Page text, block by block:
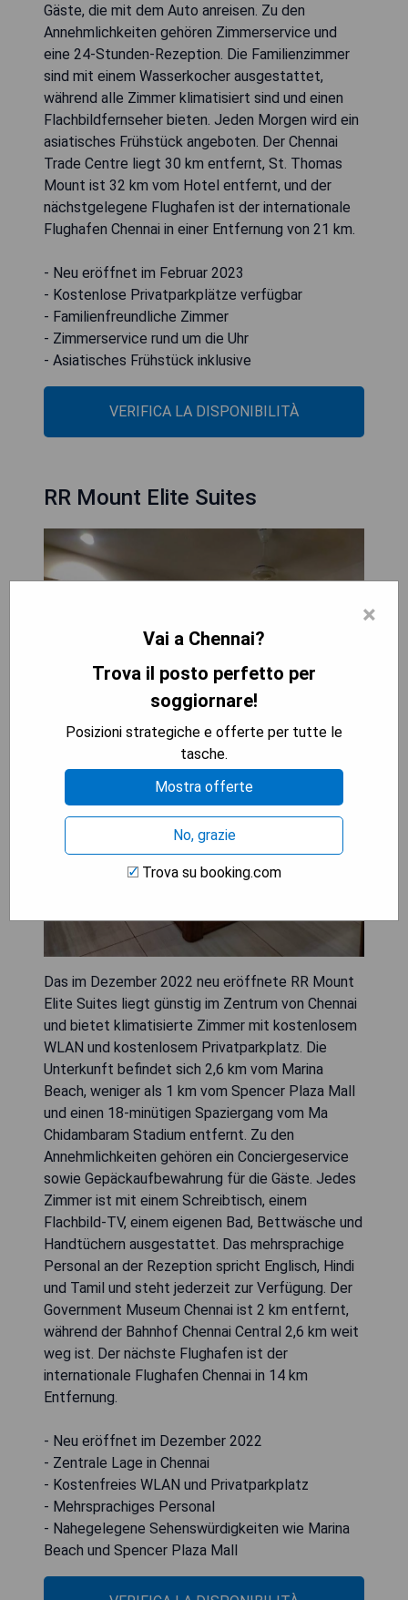
Gäste, die mit dem Auto anreisen. Zu den
Annehmlichkeiten gehören Zimmerservice und
eine 24-Stunden-Rezeption. Die Familienzimmer
sind mit einem Wasserkocher ausgestattet,
während alle Zimmer klimatisiert sind und einen
Flachbildfernseher bieten. Jeden Morgen wird ein
asiatisches Frühstück angeboten. Der Chennai
Trade Centre liegt 30 km entfernt, St. Thomas
Mount ist 32 km vom Hotel entfernt, und der
nächstgelegene Flughafen ist der internationale
Flughafen Chennai in einer Entfernung von 21 km.
- Neu eröffnet im Februar 2023
- Kostenlose Privatparkplätze verfügbar
- Familienfreundliche Zimmer
- Zimmerservice rund um die Uhr
- Asiatisches Frühstück inklusive
VERIFICA LA DISPONIBILITÀ
RR Mount Elite Suites
Das im Dezember 2022 neu eröffnete RR Mount
Elite Suites liegt günstig im Zentrum von Chennai
und bietet klimatisierte Zimmer mit kostenlosem
WLAN und kostenlosem Privatparkplatz. Die
Unterkunft befindet sich 2,6 km vom Marina
Beach, weniger als 1 km vom Spencer Plaza Mall
und einen 18-minütigen Spaziergang vom Ma
Chidambaram Stadium entfernt. Zu den
Annehmlichkeiten gehören ein Conciergeservice
sowie Gepäckaufbewahrung für die Gäste. Jedes
Zimmer ist mit einem Schreibtisch, einem
Flachbild-TV, einem eigenen Bad, Bettwäsche und
Handtüchern ausgestattet. Das mehrsprachige
Personal an der Rezeption spricht Englisch, Hindi
und Tamil und steht jederzeit zur Verfügung. Der
Government Museum Chennai ist 2 km entfernt,
während der Bahnhof Chennai Central 2,6 km weit
weg ist. Der nächste Flughafen ist der
internationale Flughafen Chennai in 14 km
Entfernung.
- Neu eröffnet im Dezember 2022
- Zentrale Lage in Chennai
- Kostenfreies WLAN und Privatparkplatz
- Mehrsprachiges Personal
- Nahegelegene Sehenswürdigkeiten wie Marina
Beach und Spencer Plaza Mall
×
Vai a Chennai?
Trova il posto perfetto per
soggiornare!
Posizioni strategiche e offerte per tutte le
tasche.
Mostra offerte
No, grazie
Trova su booking.com